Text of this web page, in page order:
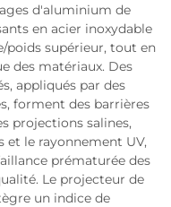
d'aluminium de
en acier inoxydable
poids supérieur, tout en
des matériaux. Des
appliqués par des
forment des barrières
projections salines,
le rayonnement UV,
prématurée des
Le projecteur de
un indice de